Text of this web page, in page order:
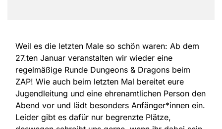
Weil es die letzten Male so schön waren: Ab dem
27.ten Januar veranstalten wir wieder eine
regelmäßige Runde Dungeons & Dragons beim
ZAP! Wie auch beim letzten Mal bereitet eure
Jugendleitung und eine ehrenamtlichen Person den
Abend vor und lädt besonders Anfänger*innen ein.
Leider gibt es dafür nur begrenzte Plätze,